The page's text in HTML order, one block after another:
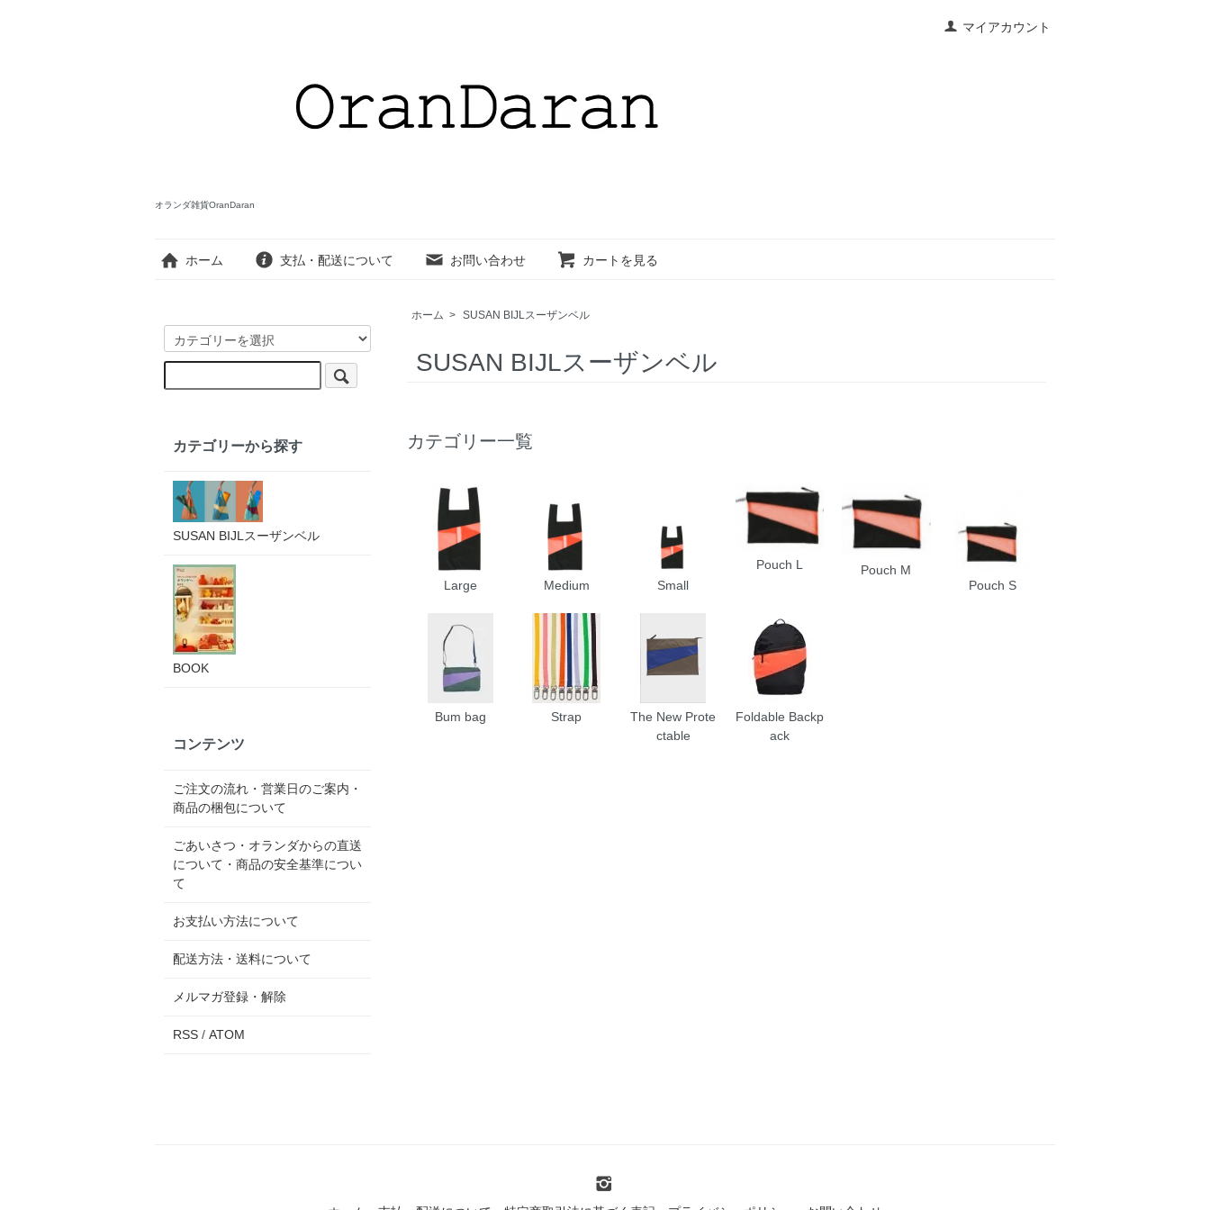
マイアカウント
オランダ雑貨OranDaran
ホーム 支払・配送について お問い合わせ カートを見る
ホーム > SUSAN BIJLスーザンベル
SUSAN BIJLスーザンベル
カテゴリー一覧
Large Medium Small
Pouch L
Pouch M
Pouch S
Bum bag Strap
The New Prote
ctable
Foldable Backp
ack
カテゴリーから探す
SUSAN BIJLスーザンベル
BOOK
コンテンツ
ご注文の流れ・営業日のご案内・
商品の梱包について
ごあいさつ・オランダからの直送
について・商品の安全基準につい
て
お支払い方法について
配送方法・送料について
メルマガ登録・解除
RSS / ATOM